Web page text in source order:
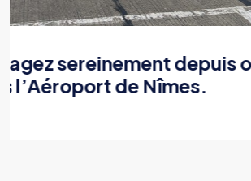
Taxi fiable pour vos
Gare d’Avignon TGV.